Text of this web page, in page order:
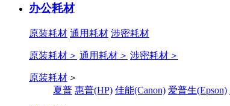
办公耗材
原装耗材 通用耗材 涉密耗材
原装耗材 ＞ 通用耗材 ＞ 涉密耗材 ＞
原装耗材 ＞
夏普 惠普(HP) 佳能(Canon) 爱普生(Epson)